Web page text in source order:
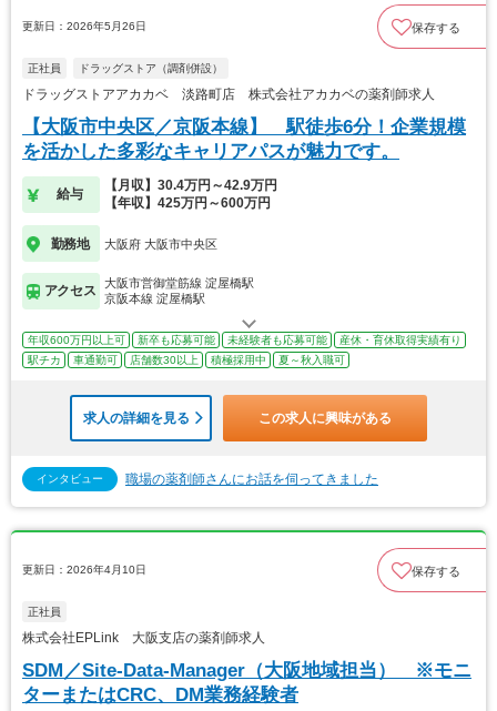
更新日：2026年5月26日 保存する
正社員 ドラッグストア（調剤併設）
ドラッグストアアカカベ 淡路町店 株式会社アカカベの薬剤師求人
【大阪市中央区／京阪本線】 駅徒歩6分！企業規模
を活かした多彩なキャリアパスが魅力です。
給与
【月収】30.4万円～42.9万円
【年収】425万円～600万円
勤務地 大阪府 大阪市中央区
アクセス
大阪市営御堂筋線 淀屋橋駅
京阪本線 淀屋橋駅
年収600万円以上可 新卒も応募可能 未経験者も応募可能
産休・育休取得実績有り
駅チカ
車通勤可 店舗数30以上 積極採用中 夏～秋入職可
求人の詳細を見る この求人に興味がある
インタビュー 職場の薬剤師さんにお話を伺ってきました
更新日：2026年4月10日 保存する
正社員
株式会社EPLink 大阪支店の薬剤師求人
SDM／Site-Data-Manager（大阪地域担当） ※モニ
ターまたはCRC、DM業務経験者